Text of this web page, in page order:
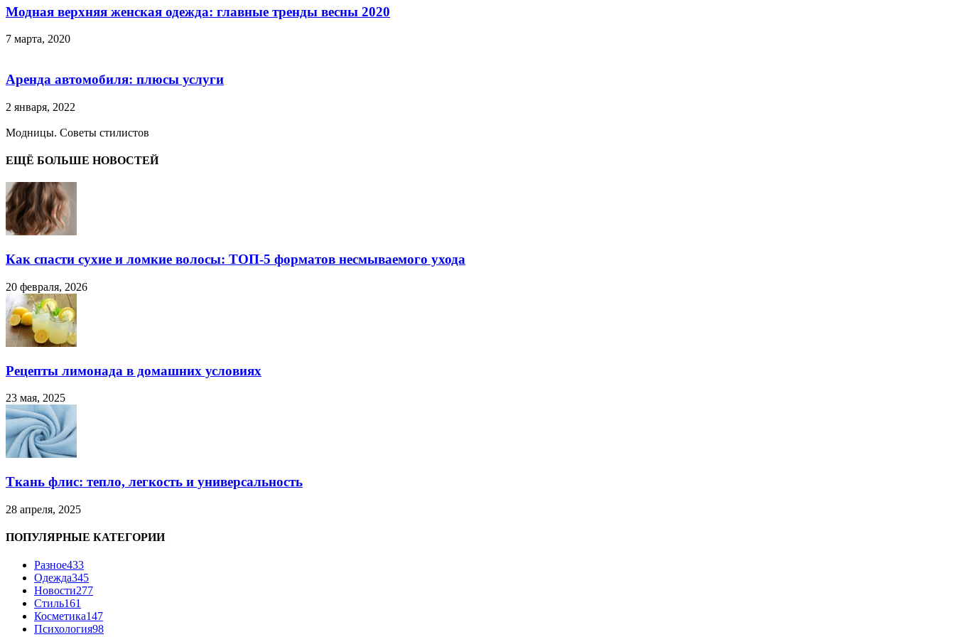
Модная верхняя женская одежда: главные тренды весны 2020
7 марта, 2020
Аренда автомобиля: плюсы услуги
2 января, 2022
Модницы. Советы стилистов
ЕЩЁ БОЛЬШЕ НОВОСТЕЙ
Как спасти сухие и ломкие волосы: ТОП-5 форматов несмываемого ухода
20 февраля, 2026
Рецепты лимонада в домашних условиях
23 мая, 2025
Ткань флис: тепло, легкость и универсальность
28 апреля, 2025
ПОПУЛЯРНЫЕ КАТЕГОРИИ
Разное433
Одежда345
Новости277
Стиль161
Косметика147
Психология98